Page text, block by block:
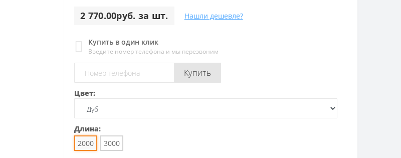
2 770.00руб. за шт. Нашли дешевле?
Купить в один клик
Введите номер телефона и мы перезвоним
Купить
Цвет:
Длина:
2000
3000